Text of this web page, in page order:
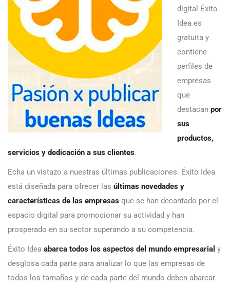
digital Éxito
Idea es
gratuita y
contiene
perfiles de
empresas
que
destacan por
sus
productos,
servicios y dedicación a sus clientes.
Echa un vistazo a nuestras últimas publicaciones. Éxito Idea
está diseñada para ofrecer las últimas novedades y
características de las empresas que se han decantado por el
espacio digital para promocionar su actividad y han
prosperado en su sector superando a su competencia.
Éxito Idea abarca todos los aspectos del mundo empresarial y
desglosa cada parte para analizar lo que las empresas de
todos los tamaños y de cada parte del mundo deben abarcar